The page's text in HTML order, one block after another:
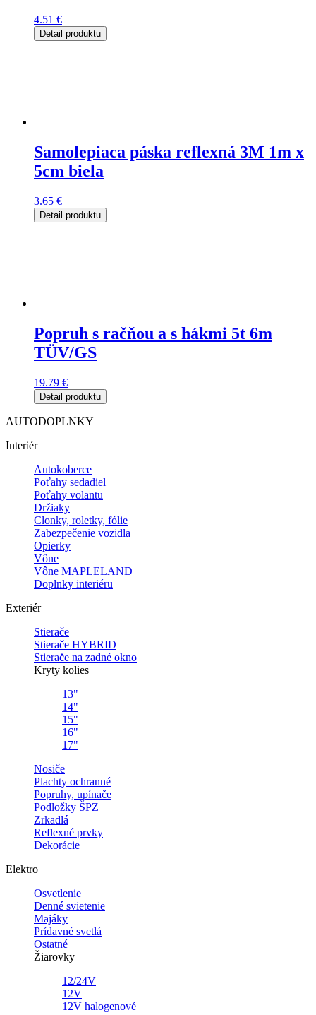
4.51 €
Detail produktu
Samolepiaca páska reflexná 3M 1m x
5cm biela
3.65 €
Detail produktu
Popruh s račňou a s hákmi 5t 6m
TÜV/GS
19.79 €
Detail produktu
AUTODOPLNKY
Interiér
Autokoberce
Poťahy sedadiel
Poťahy volantu
Držiaky
Clonky, roletky, fólie
Zabezpečenie vozidla
Opierky
Vône
Vône MAPLELAND
Doplnky interiéru
Exteriér
Stierače
Stierače HYBRID
Stierače na zadné okno
Kryty kolies
13"
14"
15"
16"
17"
Nosiče
Plachty ochranné
Popruhy, upínače
Podložky ŠPZ
Zrkadlá
Reflexné prvky
Dekorácie
Elektro
Osvetlenie
Denné svietenie
Majáky
Prídavné svetlá
Ostatné
Žiarovky
12/24V
12V
12V halogenové